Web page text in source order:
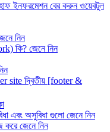
ইনফরমেশন বের করুন ওয়েবটুল
নিন
কি? জেনে নিন
site দ্বিতীয় [footer &
এবং অসুবিধা গুলো জেনে নিন
করে জেনে নিন